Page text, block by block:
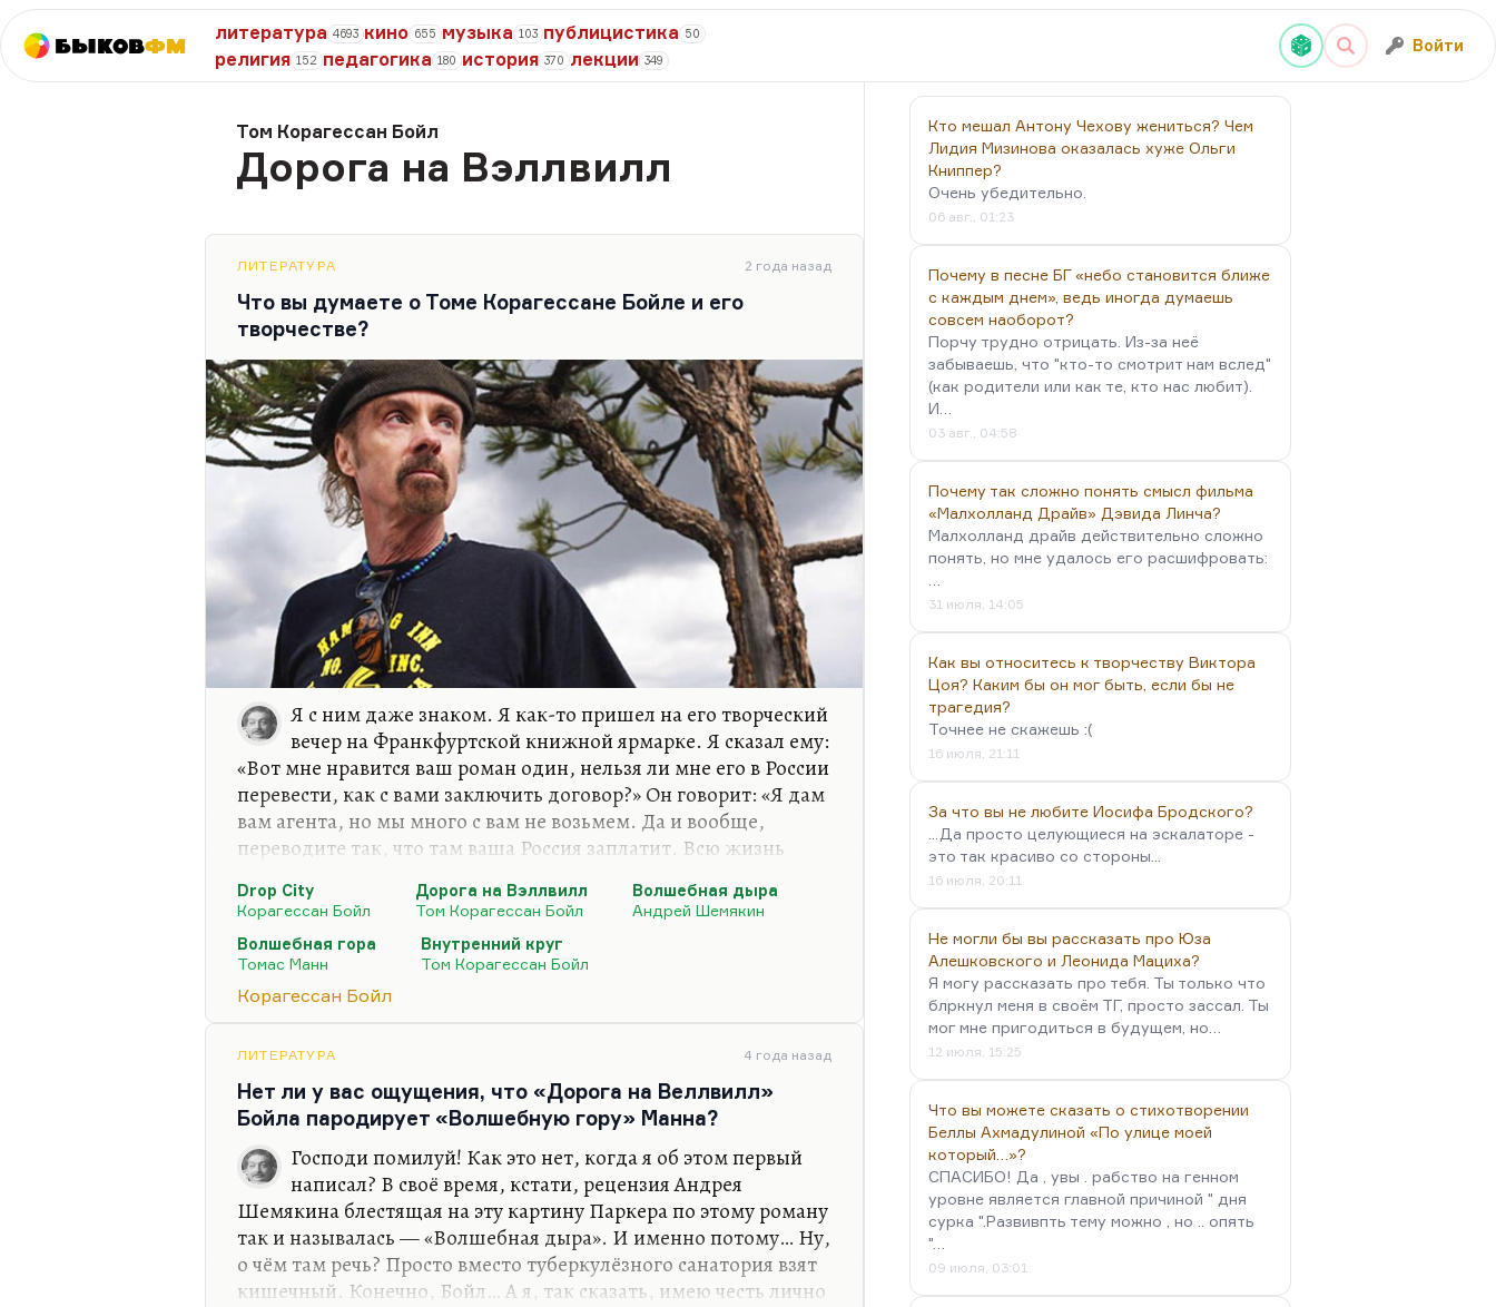
БыковФМ
литература 4693 кино 655 музыка 103 публицистика 50
религия 152 педагогика 180 история 370 лекции 349
Войти
Том Корагессан Бойл
Дорога на Вэллвилл
ЛИТЕРАТУРА 2 года назад
Что вы думаете о Томе Корагессане Бойле и его
творчестве?
Я с ним даже знаком. Я как-то пришел на его творческий
вечер на Франкфуртской книжной ярмарке. Я сказал ему:
«Вот мне нравится ваш роман один, нельзя ли мне его в России
перевести, как с вами заключить договор?» Он говорит: «Я дам
вам агента, но мы много с вам не возьмем. Да и вообще,
переводите так, что там ваша Россия заплатит. Всю жизнь
тогда у него взял.
Я очень люблю Тома Корагессана Бойла. «Drop City» –
очаровательный роман про хиппи, но больше всего я люблю
«Дорогу на Вэлвилл», которая является утонченной пародией
на паркеровскую экранизацию называлась «Волшебная дыра».
Drop City
Корагессан Бойл
Дорога на Вэллвилл
Том Корагессан Бойл
Волшебная дыра
Андрей Шемякин
Волшебная гора
Томас Манн
Внутренний круг
Том Корагессан Бойл
Корагессан Бойл
ЛИТЕРАТУРА 4 года назад
Нет ли у вас ощущения, что «Дорога на Веллвилл»
Бойла пародирует «Волшебную гору» Манна?
Господи помилуй! Как это нет, когда я об этом первый
написал? В своё время, кстати, рецензия Андрея
Шемякина блестящая на эту картину Паркера по этому роману
так и называлась — «Волшебная дыра». И именно потому… Ну,
о чём там речь? Просто вместо туберкулёзного санатория взят
кишечный. Конечно, Бойл… А я, так сказать, имею честь лично
Кто мешал Антону Чехову жениться? Чем
Лидия Мизинова оказалась хуже Ольги
Книппер?
Очень убедительно.
06 авг., 01:23
Почему в песне БГ «небо становится ближе
с каждым днем», ведь иногда думаешь
совсем наоборот?
Порчу трудно отрицать. Из-за неё
забываешь, что "кто-то смотрит нам вслед"
(как родители или как те, кто нас любит).
И…
03 авг., 04:58
Почему так сложно понять смысл фильма
«Малхолланд Драйв» Дэвида Линча?
Малхолланд драйв действительно сложно
понять, но мне удалось его расшифровать:
31 июля, 14:05
Как вы относитесь к творчеству Виктора
Цоя? Каким бы он мог быть, если бы не
трагедия?
Точнее не скажешь :(
16 июля, 21:11
За что вы не любите Иосифа Бродского?
...Да просто целующиеся на эскалаторе -
это так красиво со стороны...
16 июля, 20:11
Не могли бы вы рассказать про Юза
Алешковского и Леонида Мациха?
Я могу рассказать про тебя. Ты только что
блркнул меня в своём ТГ, просто зассал. Ты
мог мне пригодиться в будущем, но…
12 июля, 15:25
Что вы можете сказать о стихотворении
Беллы Ахмадулиной «По улице моей
который…»?
СПАСИБО! Да , увы . рабство на генном
уровне является главной причиной " дня
сурка ".Развивпть тему можно , но .. опять
"…
09 июля, 03:01